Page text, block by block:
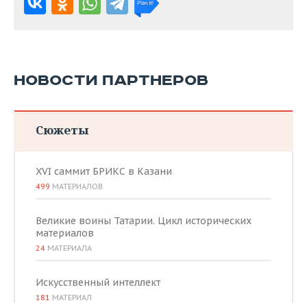
НОВОСТИ ПАРТНЕРОВ
Сюжеты
XVI саммит БРИКС в Казани
499 МАТЕРИАЛОВ
Великие воины Татарии. Цикл исторических
материалов
24 МАТЕРИАЛА
Искусственный интеллект
181 МАТЕРИАЛ